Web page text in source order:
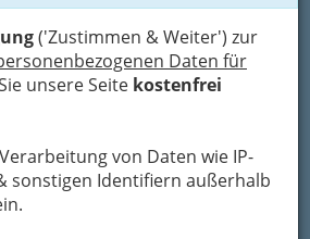
('Zustimmen & Weiter') zur
Daten für
unsere Seite kostenfrei
von Daten wie IP-
sonstigen Identifiern außerhalb